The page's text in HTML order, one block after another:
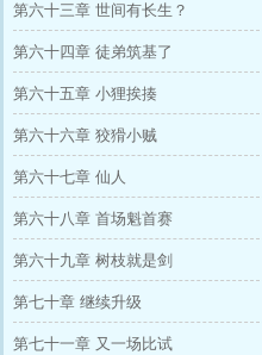
第六十三章 世间有长生？
第六十四章 徒弟筑基了
第六十五章 小狸挨揍
第六十六章 狡猾小贼
第六十七章 仙人
第六十八章 首场魁首赛
第六十九章 树枝就是剑
第七十章 继续升级
第七十一章 又一场比试